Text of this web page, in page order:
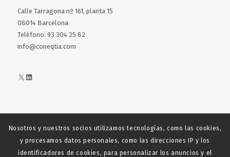
Calle Tarragona nº 161, planta 15
08014 Barcelona
Teléfono: 93 304 25 82
info@coneqtia.com
X LinkedIn
Web realizada con el patrocinio del Centro Español del Centro
Español de Derechos Reprofráficos
Nosotros y nuestros socios utilizamos tecnologías, como las cookies,
y procesamos datos personales, como las direcciones IP y los
identificadores de cookies, para personalizar los anuncios y el